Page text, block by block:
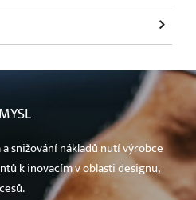
snižování nákladů nutí výrobce
k inovacím v oblasti designu,